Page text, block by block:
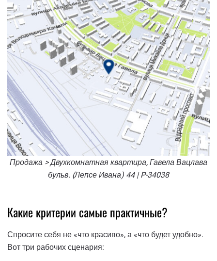
Продажа > Двухкомнатная квартира, Гавела Вацлава
бульв. (Лепсе Ивана) 44 | P-34038
Какие критерии самые практичные?
Спросите себя не «что красиво», а «что будет удобно».
Вот три рабочих сценария: